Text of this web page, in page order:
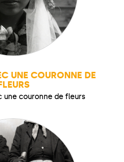
UNE COURONNE DE
une couronne de fleurs